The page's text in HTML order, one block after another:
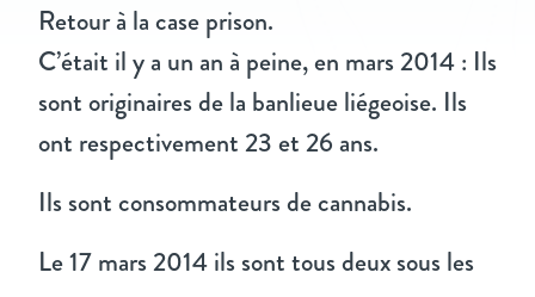
Retour à la case prison.
C’était il y a un an à peine, en mars 2014 : Ils
sont originaires de la banlieue liégeoise. Ils
ont respectivement 23 et 26 ans.
Ils sont consommateurs de cannabis.
Le 17 mars 2014 ils sont tous deux sous les